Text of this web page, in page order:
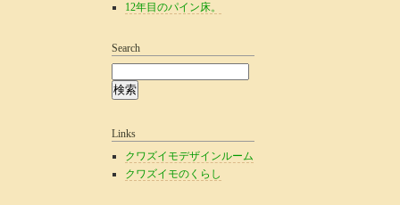
12年目のパイン床。
Search
Links
クワズイモデザインルーム
クワズイモのくらし